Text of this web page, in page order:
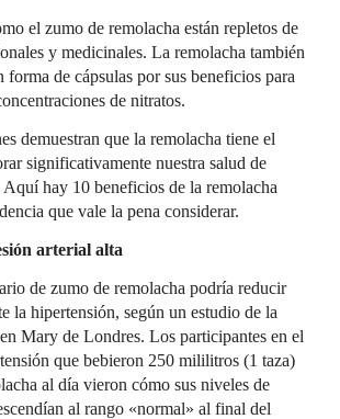
el zumo de remolacha están repletos de
y medicinales. La remolacha también
forma de cápsulas por sus beneficios para
de nitratos.
demuestran que la remolacha tiene el
significativamente nuestra salud de
Aquí hay 10 beneficios de la remolacha
que vale la pena considerar.
arterial alta
de zumo de remolacha podría reducir
la hipertensión, según un estudio de la
Mary de Londres. Los participantes en el
que bebieron 250 mililitros (1 taza)
al día vieron cómo sus niveles de
al rango «normal» al final del